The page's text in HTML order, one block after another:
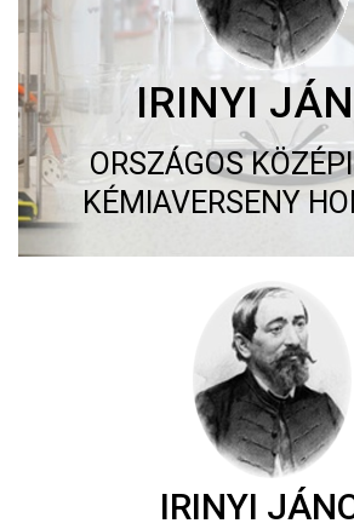
IRINYI
ORSZÁGOS
KÉMIAVERSENY
IRINYI